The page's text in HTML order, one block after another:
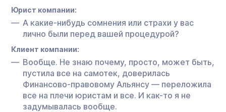
Юрист компании:
А какие-нибудь сомнения или страхи у вас
лично были перед вашей процедурой?
Клиент компании:
Вообще. Не знаю почему, просто, может быть,
пустила все на самотек, доверилась
Финансово-правовому Альянсу — переложила
все на плечи юристам и все. И как-то я не
задумывалась вообще.